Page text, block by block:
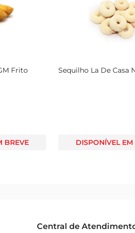
refeição rápida sem abrir mão
Aproveite essa opção e
Frito
BREVE
Sequilho La De Casa
DISPONÍVEL EM
Central de